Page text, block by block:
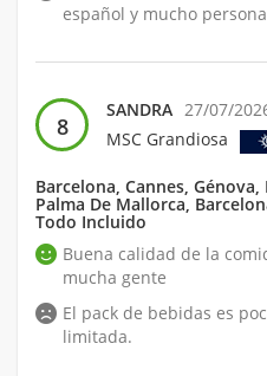
español y mucho
8
SANDRA 27/07/
MSC Grandiosa
Barcelona, Cannes, Génova,
Palma De Mallorca,
Todo Incluido
Buena calidad de la
mucha gente
El pack de bebidas es
limitada.